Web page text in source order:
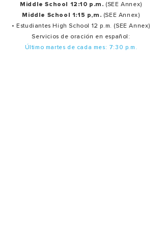
Middle School 12:10 p.m. (SEE Annex)
Middle School 1:15 p,m. (SEE Annex)
• Estudiantes High School 12 p.m. (SEE Annex)
Servicios de oración en español:
Último martes de cada mes: 7:30 p.m.